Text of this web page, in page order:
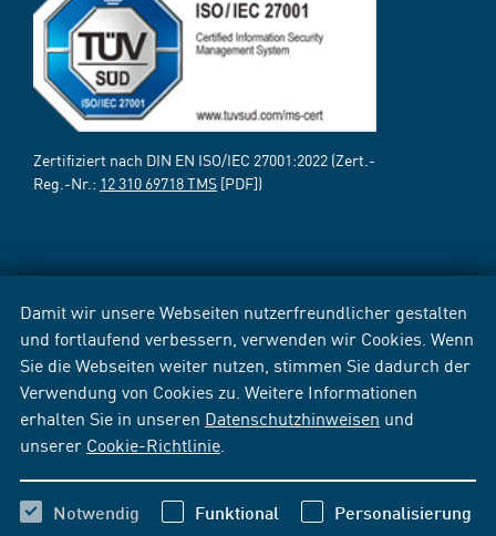
Damit wir unsere Webseiten nutzerfreundlicher gestalten
und fortlaufend verbessern, verwenden wir Cookies. Wenn
Sie die Webseiten weiter nutzen, stimmen Sie dadurch der
Verwendung von Cookies zu. Weitere Informationen
erhalten Sie in unseren Datenschutzhinweisen und
unserer Cookie-Richtlinie
Notwendig Funktional Personalisierung
Zertifiziert nach DIN EN ISO/IEC 27001:2022 (Zert.-
Reg.-Nr.: 12 310 69718 TMS [PDF])